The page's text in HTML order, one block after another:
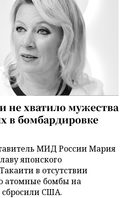
не хватило мужества
в бомбардировке
МИД России Мария
японского
в отсутствии
атомные бомбы на
США.